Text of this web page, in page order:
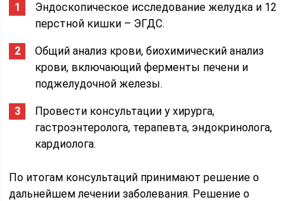
Эндоскопическое исследование желудка и 12
перстной кишки – ЭГДС.
Общий анализ крови, биохимический анализ
крови, включающий ферменты печени и
поджелудочной железы.
Провести консультации у хирурга,
гастроэнтеролога, терапевта, эндокринолога,
кардиолога.
По итогам консультаций принимают решение о
дальнейшем лечении заболевания. Решение о